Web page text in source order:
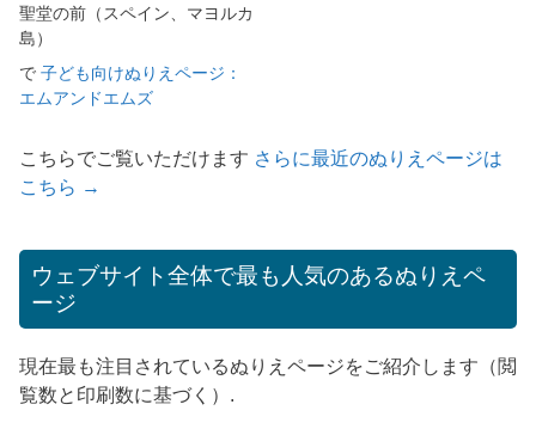
聖堂の前（スペイン、マヨルカ
島）
で 子ども向けぬりえページ：
エムアンドエムズ
こちらでご覧いただけます さらに最近のぬりえページは
こちら →
ウェブサイト全体で最も人気のあるぬりえペ
ージ
現在最も注目されているぬりえページをご紹介します（閲
覧数と印刷数に基づく）.